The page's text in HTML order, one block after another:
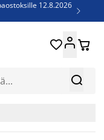
12.8.2026


 